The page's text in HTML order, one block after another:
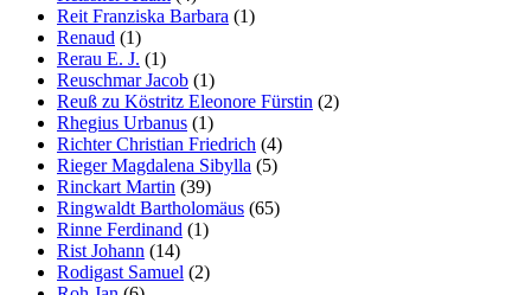
Reit Franziska Barbara (1)
Renaud (1)
Rerau E. J. (1)
Reuschmar Jacob (1)
Reuß zu Köstritz Eleonore Fürstin (2)
Rhegius Urbanus (1)
Richter Christian Friedrich (4)
Rieger Magdalena Sibylla (5)
Rinckart Martin (39)
Ringwaldt Bartholomäus (65)
Rinne Ferdinand (1)
Rist Johann (14)
Rodigast Samuel (2)